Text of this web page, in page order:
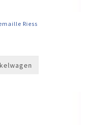
Riess